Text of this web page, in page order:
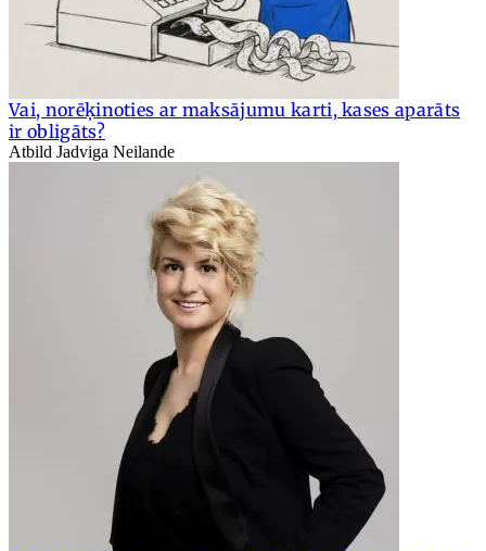
Vai, norēķinoties ar maksājumu karti, kases aparāts
ir obligāts?
Atbild Jadviga Neilande